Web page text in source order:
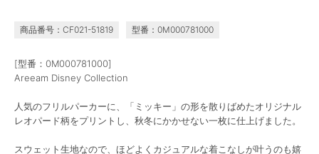
商品番号：CF021-51819 型番：0M000781000
[型番：0M000781000]
Areeam Disney Collection
人気のフリルパーカーに、「ミッキー」の形を散りばめたオリジナル
レオパード柄をプリントし、秋冬にかかせない一枚に仕上げました。
スウェット生地なので、ほどよくカジュアルな着こなしが叶うのも嬉